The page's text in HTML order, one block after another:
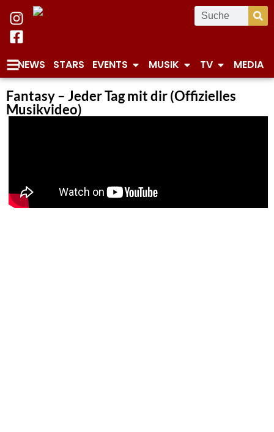
NEWS STARS EVENTS MUSIK TV MEDIA
Fantasy – Jeder Tag mit dir (Offizielles
Musikvideo)